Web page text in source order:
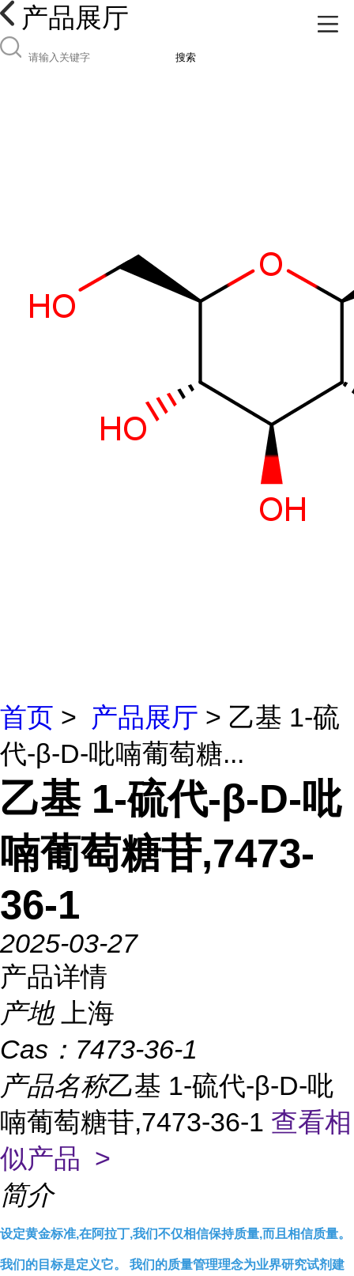
产品展厅
搜索
首页 > 产品展厅 > 乙基 1-硫
代-β-D-吡喃葡萄糖...
乙基 1-硫代-β-D-吡
喃葡萄糖苷,7473-
36-1
2025-03-27
产品详情
产地
上海
Cas： 7473-36-1
产品名称乙基 1-硫代-β-D-吡
喃葡萄糖苷,7473-36-1 查看相
似产品 >
简介
设定黄金标准,在阿拉丁,我们不仅相信保持质量,而且相信质量。
我们的目标是定义它。 我们的质量管理理念为业界研究试剂建